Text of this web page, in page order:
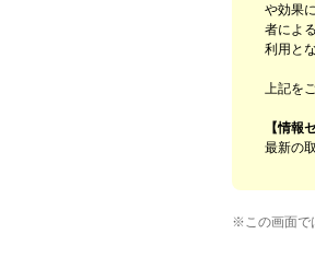
や効果
者によ
利用と
上記を
【情報
最新の
※この画面で